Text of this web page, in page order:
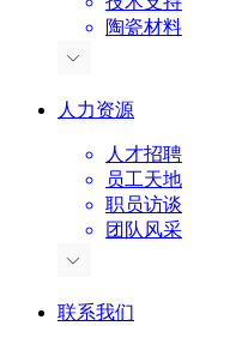
陶瓷材料
人力资源
人才招聘
员工天地
职员访谈
团队风采
联系我们